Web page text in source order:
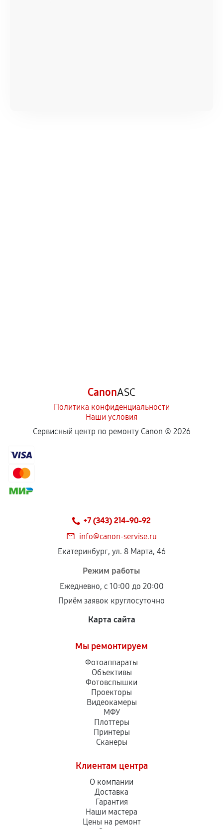
CanonASC
Политика конфиденциальности
Наши условия
Сервисный центр по ремонту Canon © 2026
+7 (343) 214-90-92
info@canon-servise.ru
Екатеринбург, ул. 8 Марта, 46
Режим работы
Ежедневно, с 10:00 до 20:00
Приём заявок круглосуточно
Карта сайта
Мы ремонтируем
Фотоаппараты
Объективы
Фотовспышки
Проекторы
Видеокамеры
МФУ
Плоттеры
Принтеры
Сканеры
Клиентам центра
О компании
Доставка
Гарантия
Наши мастера
Цены на ремонт